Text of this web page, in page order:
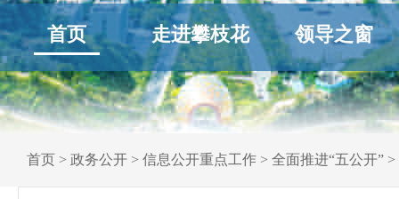
首页 走进攀枝花 领导之窗
首页 > 政务公开 > 信息公开重点工作 > 全面推进“五公开” >